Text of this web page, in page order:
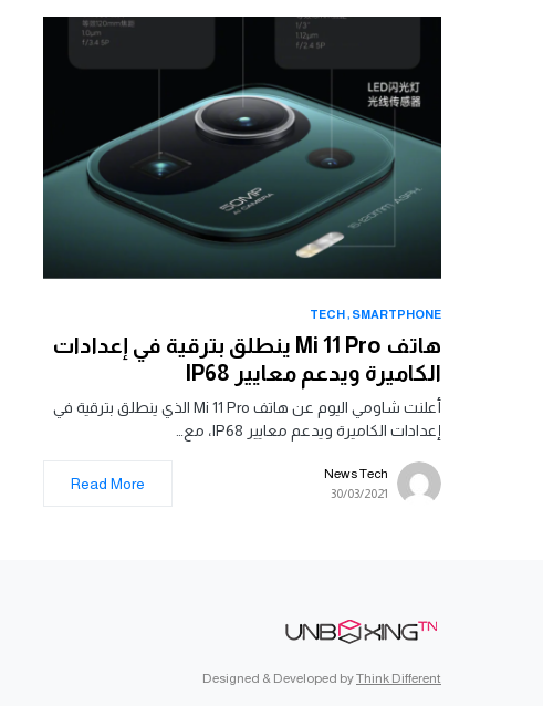
SMARTPHONE
TECH
هاتف Mi 11 Pro ينطلق بترقية في إعدادات
الكاميرة ويدعم معايير IP68
أعلنت شاومي اليوم عن هاتف Mi 11 Pro الذي ينطلق بترقية في
إعدادات الكاميرة ويدعم معايير IP68، مع…
News Tech
30/03/2021
Read More
Designed & Developed byThink Different